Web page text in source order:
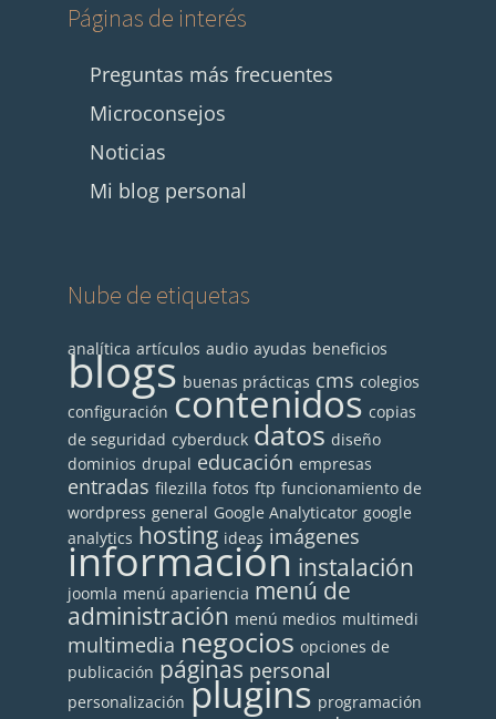
Páginas de interés
Preguntas más frecuentes
Microconsejos
Noticias
Mi blog personal
Nube de etiquetas
analítica artículos audio ayudas beneficios
blogs buenas prácticas cms colegios
configuración contenidos copias
de seguridad cyberduck datos diseño
dominios drupal educación empresas
entradas filezilla fotos ftp funcionamiento de
wordpress general Google Analyticator google
analytics hosting ideas imágenes
información instalación
joomla menú apariencia menú de
administración menú medios multimedi
multimedia negocios opciones de
publicación páginas personal
personalización plugins programación